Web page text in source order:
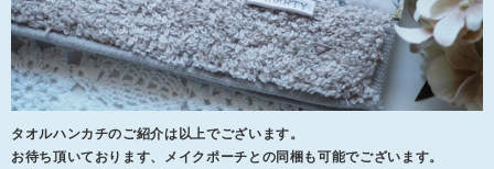
タオルハンカチのご紹介は以上でございます。
お待ち頂いております、メイクポーチとの同梱も可能でございます。